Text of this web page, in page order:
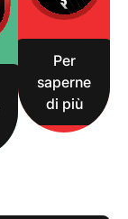
Per
saperne
di più